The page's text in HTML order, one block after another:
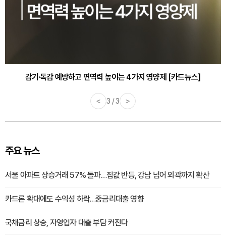
감기·독감 예방하고 면역력 높이는 4가지 영양제 [카드뉴스]
< 3 / 3 >
주요 뉴스
서울 아파트 상승거래 57% 돌파…집값 반등, 강남 넘어 외곽까지 확산
카드론 확대에도 수익성 하락…중금리대출 영향
국채금리 상승, 자영업자 대출 부담 커진다